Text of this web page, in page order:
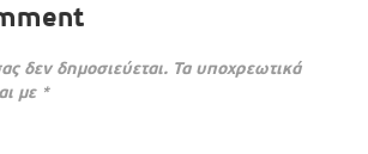
δεν δημοσιεύεται. Τα υποχρεωτικά
με *